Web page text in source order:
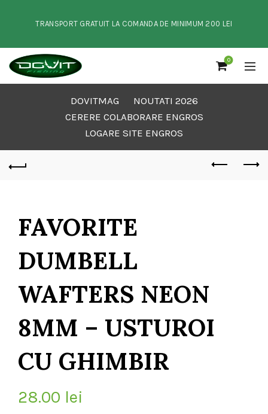
TRANSPORT GRATUIT LA COMANDA DE MINIMUM 200 LEI
0
DOVITMAG
NOUTATI 2026
CERERE COLABORARE ENGROS
LOGARE SITE ENGROS
FAVORITE
DUMBELL
WAFTERS NEON
8MM – USTUROI
CU GHIMBIR
28.00 lei